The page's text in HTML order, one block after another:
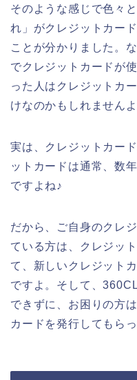
そのような感じで色々
れ」がクレジットカー
ことが分かりました。
でクレジットカードが
った人はクレジットカ
けなのかもしれませんよ
実は、クレジットカー
ットカードは通常、数
ですよね♪
だから、ご自身のクレ
ている方は、クレジッ
て、新しいクレジット
ですよ。そして、
できずに、お困りの方
カードを発行してもら